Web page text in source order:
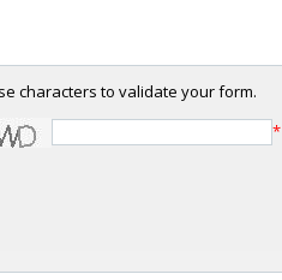
characters to validate your form.
*